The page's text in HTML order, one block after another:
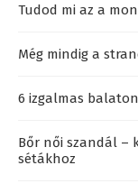
Tudod mi az a
Még mindig a
6 izgalmas
Bőr női szandál –
sétákhoz